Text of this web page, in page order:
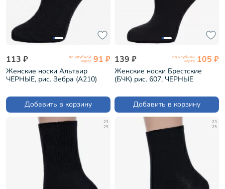
113 ₽ по клубной
карте 91 ₽
Женские носки Альтаир
ЧЕРНЫЕ, рис. Зебра (А210)
Добавить в корзину
139 ₽ по клубной
карте 105 ₽
Женские носки Брестские
(БЧК) рис. 607, ЧЕРНЫЕ
Добавить в корзину
23
25
23
25